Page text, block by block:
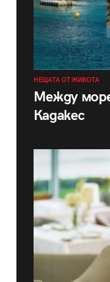
НЕЩАТА ОТ ЖИВОТА
Между
Кадакес